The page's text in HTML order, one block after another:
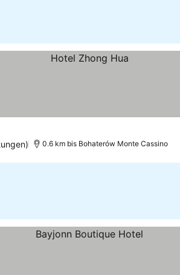
0.6 km bis Bohaterów Monte Cassino